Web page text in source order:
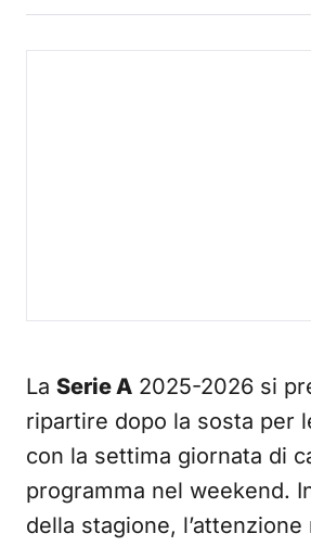
La Serie A 2025-2026 si
ripartire dopo la sosta per
con la settima giornata di
programma nel weekend.
della stagione,